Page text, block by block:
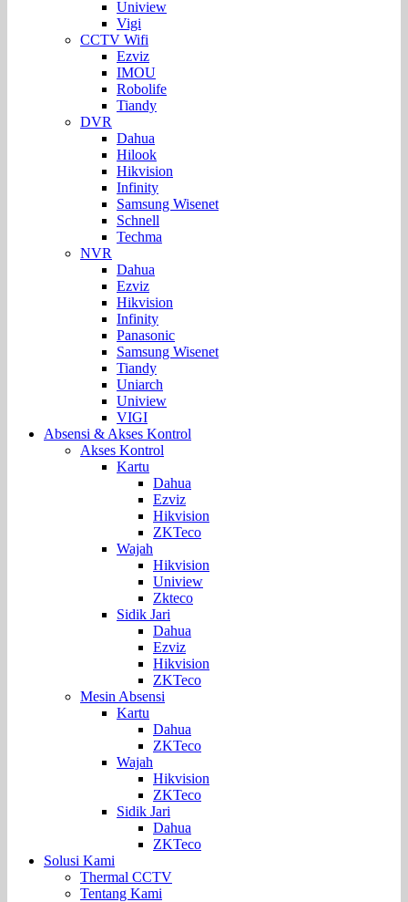
Uniview
Vigi
CCTV Wifi
Ezviz
IMOU
Robolife
Tiandy
DVR
Dahua
Hilook
Hikvision
Infinity
Samsung Wisenet
Schnell
Techma
NVR
Dahua
Ezviz
Hikvision
Infinity
Panasonic
Samsung Wisenet
Tiandy
Uniarch
Uniview
VIGI
Absensi & Akses Kontrol
Akses Kontrol
Kartu
Dahua
Ezviz
Hikvision
ZKTeco
Wajah
Hikvision
Uniview
Zkteco
Sidik Jari
Dahua
Ezviz
Hikvision
ZKTeco
Mesin Absensi
Kartu
Dahua
ZKTeco
Wajah
Hikvision
ZKTeco
Sidik Jari
Dahua
ZKTeco
Solusi Kami
Thermal CCTV
Tentang Kami